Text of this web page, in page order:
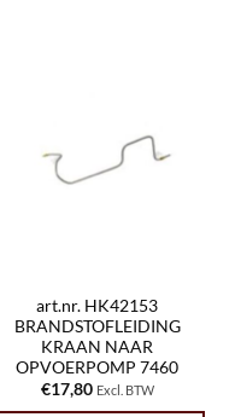
art.nr. HK42153
BRANDSTOFLEIDING
KRAAN NAAR
OPVOERPOMP 7460
€17,80 Excl. BTW